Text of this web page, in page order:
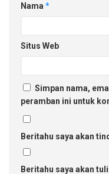
Nama *
Situs Web
Simpan nama,
peramban ini untuk
Beritahu saya akan
Beritahu saya akan